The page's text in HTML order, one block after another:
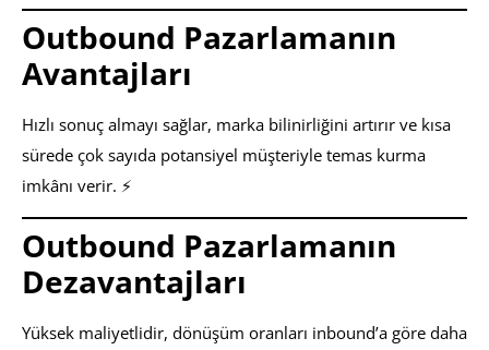
Outbound Pazarlamanın
Avantajları
Hızlı sonuç almayı sağlar, marka bilinirliğini artırır ve kısa
sürede çok sayıda potansiyel müşteriyle temas kurma
imkânı verir. ⚡
Outbound Pazarlamanın
Dezavantajları
Yüksek maliyetlidir, dönüşüm oranları inbound’a göre daha